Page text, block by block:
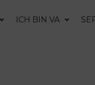
ICH BIN VA